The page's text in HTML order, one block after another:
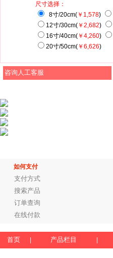
尺寸选择：
8寸/20cm( ￥1,578)
12寸/30cm( ￥2,682)
16寸/40cm( ￥4,260)
20寸/50cm( ￥6,626)
咨询人工客服
如何支付
支付方式
搜索产品
订单查询
在线付款
首页 产品栏目